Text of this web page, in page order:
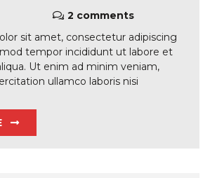
2 comments
sit amet, consectetur adipiscing
tempor incididunt ut labore et
Ut enim ad minim veniam,
ullamco laboris nisi